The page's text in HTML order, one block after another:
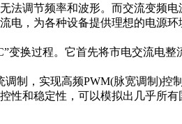
法调节频率和波形。而交流变频
电，为各种设备提供理想的电源环
变换过程。它首先将市电交流电
制，实现高频PWM(脉宽调制)控
性和稳定性，可以模拟出几乎所